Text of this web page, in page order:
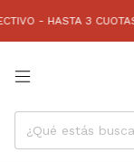
- HASTA 3 CUOTAS